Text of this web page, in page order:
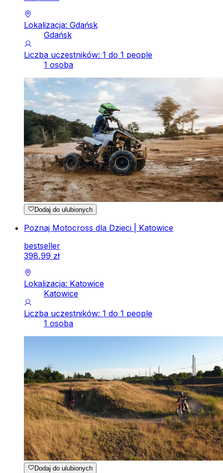
Lokalizacja: Gdańsk
Gdańsk
Liczba uczestników: 1 do 1 people
1 osoba
Dodaj do ulubionych
Poznaj Motocross dla Dzieci | Katowice
bestseller
398,99 zł
Lokalizacja: Katowice
Katowice
Liczba uczestników: 1 do 1 people
1 osoba
Dodaj do ulubionych